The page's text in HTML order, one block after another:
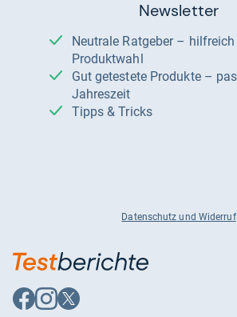
Newsletter
Neutrale Ratgeber – hilfreich für Ihre
Produktwahl
Gut getestete Produkte – passend zur
Jahreszeit
Tipps & Tricks
Datenschutz und Widerruf
Auf
Facebook
Auf
Instagram
Auf
X